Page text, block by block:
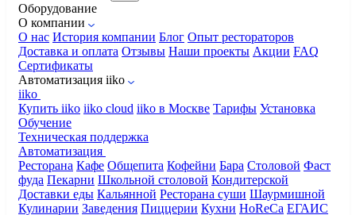
Оборудование
О компании
О нас История компании Блог Опыт рестораторов
Доставка и оплата Отзывы Наши проекты Акции FAQ
Сертификаты
Автоматизация iiko
iiko
Купить iiko iiko cloud iiko в Москве Тарифы Установка
Обучение
Техническая поддержка
Автоматизация
Ресторана Кафе Общепита Кофейни Бара Столовой Фаст
фуда Пекарни Школьной столовой Кондитерской
Доставки еды Кальянной Ресторана суши Шаурмишной
Кулинарии Заведения Пиццерии Кухни HoReCa ЕГАИС